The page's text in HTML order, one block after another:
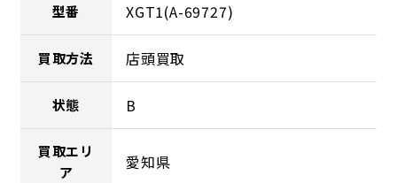
型番 XGT1(A-69727)
買取方法 店頭買取
状態 B
買取エリ
ア
愛知県